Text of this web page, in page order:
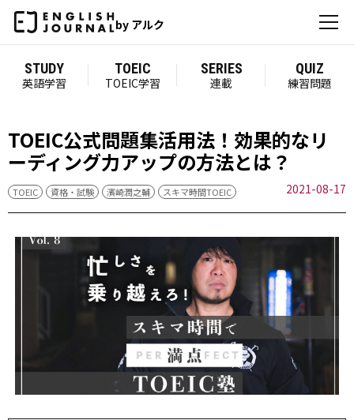
by アルク
STUDY
英語学習
TOEIC
TOEIC学習
SERIES
連載
QUIZ
練習問題
TOEIC公式問題集活用法！効果的なリ
ーディング力アップの方法とは？
TOEIC 資格・試験 濱崎潤之輔 スキマ時間TOEIC 2021-08-17